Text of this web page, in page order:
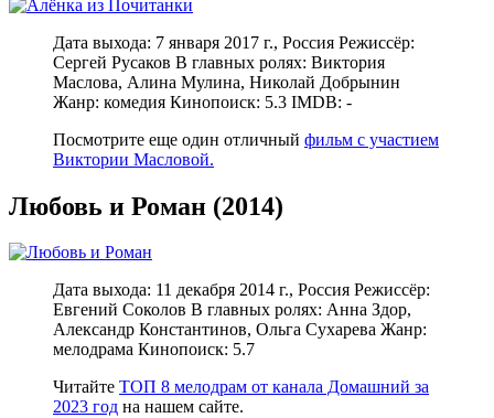
Дата выхода: 7 января 2017 г., Россия Режиссёр:
Сергей Русаков В главных ролях: Виктория
Маслова, Алина Мулина, Николай Добрынин
Жанр: комедия Кинопоиск: 5.3 IMDB: -
Посмотрите еще один отличный фильм с участием
Виктории Масловой.
Любовь и Роман (2014)
Дата выхода: 11 декабря 2014 г., Россия Режиссёр:
Евгений Соколов В главных ролях: Анна Здор,
Александр Константинов, Ольга Сухарева Жанр:
мелодрама Кинопоиск: 5.7
Читайте ТОП 8 мелодрам от канала Домашний за
2023 год на нашем сайте.